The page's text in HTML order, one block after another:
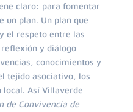
claro: para fomentar
un plan. Un plan que
el respeto entre las
reflexión y diálogo
conocimientos y
tejido asociativo, los
Así Villaverde
de Convivencia de